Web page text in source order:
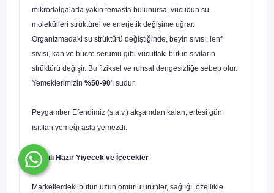
mikrodalgalarla yakın temasta bulunursa, vücudun su
molekülleri strüktürel ve enerjetik değişime uğrar.
Organizmadaki su strüktürü değiştiğinde, beyin sıvısı, lenf
sıvısı, kan ve hücre serumu gibi vücuttaki bütün sıvıların
strüktürü değişir. Bu fiziksel ve ruhsal dengesizliğe sebep olur.
Yemekleri­mizin %50-90'ı sudur.
Peygamber Efendimiz (s.a.v.) akşamdan kalan, ertesi gün
ısıtılan yemeği asla yemezdi.
Katkılı Hazır Yiyecek ve İçecekler
Marketlerdeki bütün uzun ömürlü ürünler, sağlığı, özellikle